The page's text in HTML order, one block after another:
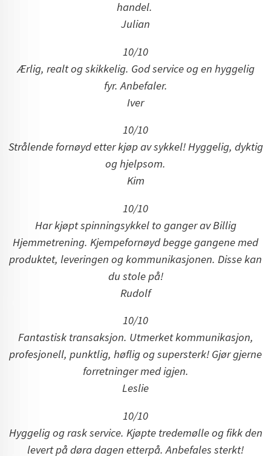
handel.
Julian
10/10
Ærlig, realt og skikkelig. God service og en hyggelig
fyr. Anbefaler.
Iver
10/10
Strålende fornøyd etter kjøp av sykkel! Hyggelig, dyktig
og hjelpsom.
Kim
10/10
Har kjøpt spinningsykkel to ganger av Billig
Hjemmetrening. Kjempefornøyd begge gangene med
produktet, leveringen og kommunikasjonen. Disse kan
du stole på!
Rudolf
10/10
Fantastisk transaksjon. Utmerket kommunikasjon,
profesjonell, punktlig, høflig og supersterk! Gjør gjerne
forretninger med igjen.
Leslie
10/10
Hyggelig og rask service. Kjøpte tredemølle og fikk den
levert på døra dagen etterpå. Anbefales sterkt!